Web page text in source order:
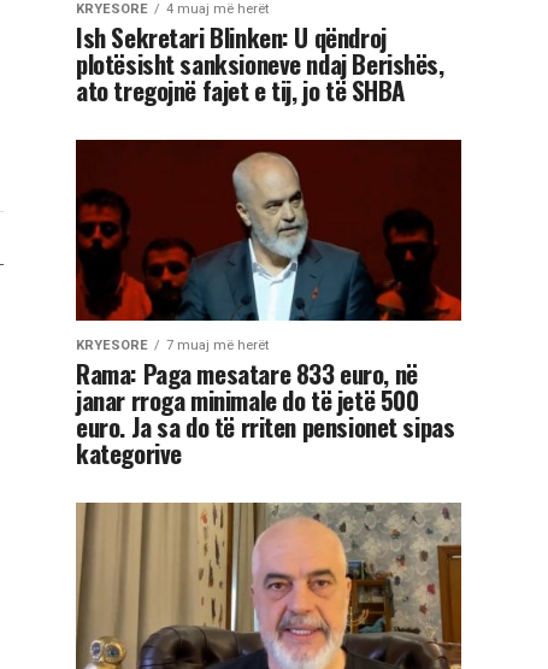
KRYESORE 4 muaj më herët
Ish Sekretari Blinken: U qëndroj
plotësisht sanksioneve ndaj Berishës,
ato tregojnë fajet e tij, jo të SHBA
KRYESORE 7 muaj më herët
Rama: Paga mesatare 833 euro, në
janar rroga minimale do të jetë 500
euro. Ja sa do të rriten pensionet sipas
kategorive